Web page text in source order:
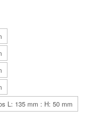
L: 135 mm : H: 50 mm